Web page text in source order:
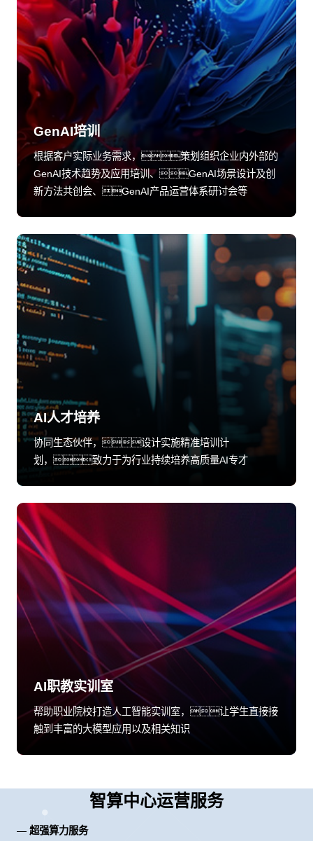
GenAI培训
根据客户实际业务需求，策划组织企业内外部的
GenAI技术趋势及应用培训、GenAI场景设计及创
新方法共创会、GenAI产品运营体系研讨会等
AI人才培养
协同生态伙伴，设计实施精准培训计
划，致力于为行业持续培养高质量AI专才
AI职教实训室
帮助职业院校打造人工智能实训室，让学生直接接
触到丰富的大模型应用以及相关知识
智算中心运营服务
— 超强算力服务